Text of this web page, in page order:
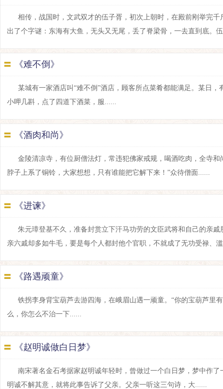
相传，战国时，文武双才的伍子胥，初次上朝时，在殿前刚举完
出了个字谜：东海有大鱼，无头又无尾，丢了脊梁骨，一去直到底。
〓 《难不倒》
某城有一家酒店叫“难不倒”酒店，顾客所点菜肴都能满足。某日
小呷几斟，点了四道下酒菜，服......
〓 《酒肉和尚》
金陵清凉寺，有位厨僧法灯，常违犯佛家戒规，喝酒吃肉，全寺
脖子上系了铜铃，大家想想，只有谁能把它解下来！”众待僧面......
〓 《进谏》
朱元璋登基不久，准备封赏立下汗马功劳的文臣武将和自己的亲
亲六戚却多如牛毛，要是每个人都封他个官职，不就成了无功受禄、
〓 《路遇顽童》
铁拐李身背宝葫芦去游四海，在峨眉山遇一顽童。“你的宝葫芦里
么，你怎么不治一下......
〓 《赵明诚做白日梦》
南宋著名金石考据家赵明诚年轻时，曾做过一个白日梦，梦中作
明诚不解其意，就将此事告诉了父亲。父亲一听这三句诗，大......